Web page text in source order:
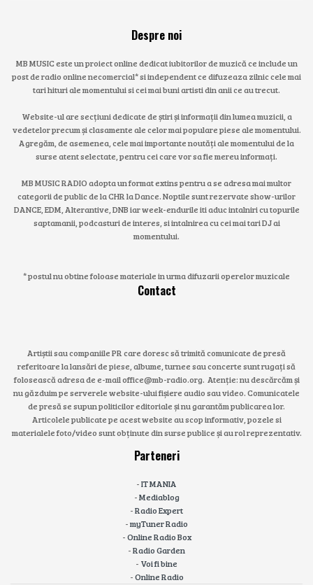
Despre noi
MB MUSIC este un proiect online dedicat iubitorilor de muzică ce include un
post de radio online necomercial* si independent ce difuzeaza zilnic cele mai
tari hituri ale momentului si cei mai buni artisti din anii ce au trecut.
Website-ul are secțiuni dedicate de știri și informații din lumea muzicii, a
vedetelor precum și clasamente ale celor mai populare piese ale momentului.
Agregăm, de asemenea, cele mai importante noutăți ale momentului de la
surse atent selectate, pentru cei care vor sa fie mereu informați.
MB MUSIC RADIO adopta un format extins pentru a se adresa mai multor
categorii de public de la CHR la Dance. Noptile sunt rezervate show-urilor
DANCE, EDM, Alterantive, DNB iar week-endurile iti aduc intalniri cu topurile
saptamanii, podcasturi de interes, si intalnirea cu cei mai tari DJ ai
momentului.
* postul nu obtine foloase materiale in urma difuzarii operelor muzicale
Contact
Artiștii sau companiile PR care doresc să trimită comunicate de presă
referitoare la lansări de piese, albume, turnee sau concerte sunt rugați să
folosească adresa de e-mail office@mb-radio.org. Atenție: nu descărcăm și
nu găzduim pe serverele website-ului fișiere audio sau video. Comunicatele
de presă se supun politicilor editoriale și nu garantăm publicarea lor.
Articolele publicate pe acest website au scop informativ, pozele si
materialele foto/video sunt obținute din surse publice și au rol reprezentativ.
Parteneri
-IT MANIA
-Mediablog
-Radio Expert
-myTuner Radio
-Online Radio Box
-Radio Garden
- Voi fi bine
-Online Radio